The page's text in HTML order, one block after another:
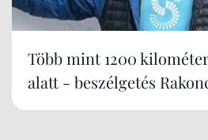
Több mint 1200
alatt - beszélgetés